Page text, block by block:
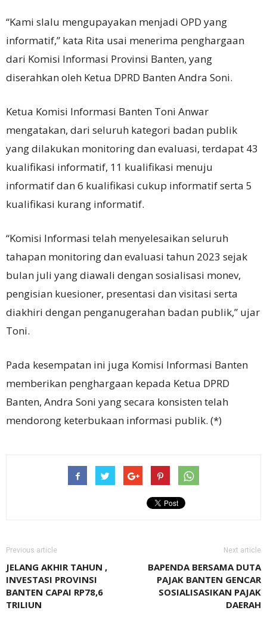
“Kami slalu mengupayakan menjadi OPD yang
informatif,” kata Rita usai menerima penghargaan
dari Komisi Informasi Provinsi Banten, yang
diserahkan oleh Ketua DPRD Banten Andra Soni.
Ketua Komisi Informasi Banten Toni Anwar
mengatakan, dari seluruh kategori badan publik
yang dilakukan monitoring dan evaluasi, terdapat 43
kualifikasi informatif, 11 kualifikasi menuju
informatif dan 6 kualifikasi cukup informatif serta 5
kualifikasi kurang informatif.
“Komisi Informasi telah menyelesaikan seluruh
tahapan monitoring dan evaluasi tahun 2023 sejak
bulan juli yang diawali dengan sosialisasi monev,
pengisian kuesioner, presentasi dan visitasi serta
diakhiri dengan penganugerahan badan publik,” ujar
Toni.
Pada kesempatan ini juga Komisi Informasi Banten
memberikan penghargaan kepada Ketua DPRD
Banten, Andra Soni yang secara konsisten telah
mendorong keterbukaan informasi publik. (*)
Previous article
JELANG AKHIR TAHUN ,
INVESTASI PROVINSI
BANTEN CAPAI RP78,6
TRILIUN
Next article
BAPENDA BERSAMA DUTA
PAJAK BANTEN GENCAR
SOSIALISASIKAN PAJAK
DAERAH